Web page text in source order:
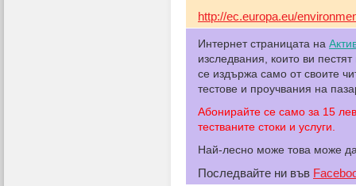
http://ec.europa.eu/
Интернет страницата на
изследвания, които ви
се издържа само от своите
тестове и проучвания на
Абонирайте се само за 15
тестваните стоки и услуги.
Най-лесно може това може
Последвайте ни във